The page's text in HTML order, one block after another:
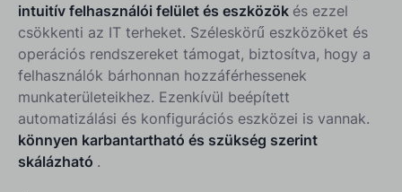
intuitív felhasználói felület és eszközök és ezzel
csökkenti az IT terheket. Széleskörű eszközöket és
operációs rendszereket támogat, biztosítva, hogy a
felhasználók bárhonnan hozzáférhessenek
munkaterületeikhez. Ezenkívül beépített
automatizálási és konfigurációs eszközei is vannak.
könnyen karbantartható és szükség szerint
skálázható .